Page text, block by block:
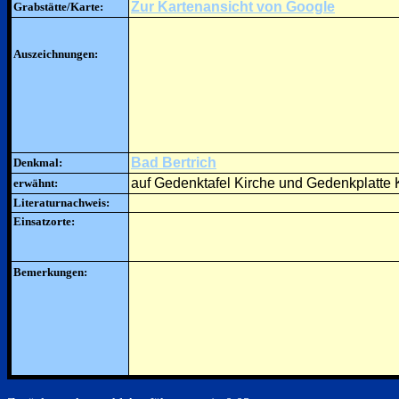
Grabstätte/Karte: Zur Kartenansicht von Google
Auszeichnungen:
Denkmal: Bad Bertrich
erwähnt: auf Gedenktafel Kirche und Gedenkplatte
Literaturnachweis:
Einsatzorte:
Bemerkungen: